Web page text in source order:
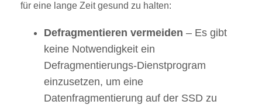
für eine lange Zeit gesund zu halten:
Defragmentieren vermeiden – Es gibt
keine Notwendigkeit ein
Defragmentierungs-Dienstprogram
einzusetzen, um eine
Datenfragmentierung auf der SSD zu